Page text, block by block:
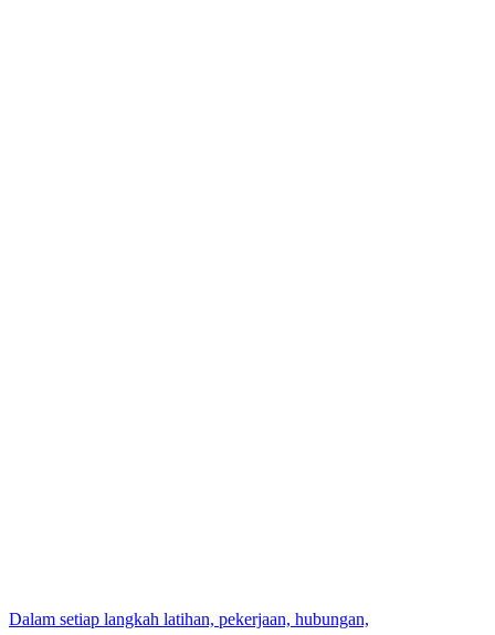
Dalam setiap langkah latihan, pekerjaan, hubungan,